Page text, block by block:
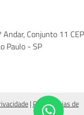
Conjunto 11 CEP
Paulo - SP
| Preferências de